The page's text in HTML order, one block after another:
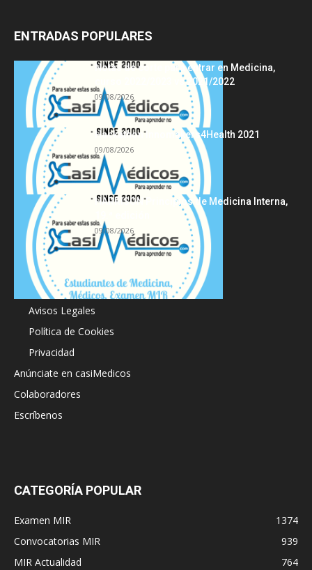
ENTRADAS POPULARES
Notas de corte para entrar en Medicina,
curso 2022/2023 vs 2021/2022
09/08/2026
Hackathon Innomakers4Health 2021
09/08/2026
HARRISON Principios de Medicina Interna,
09/08/2026
Acerca de
Avisos Legales
Política de Cookies
Privacidad
Anúnciate en casiMedicos
Colaboradores
Escríbenos
CATEGORÍA POPULAR
Examen MIR
1374
Convocatorias MIR
939
MIR Actualidad
764